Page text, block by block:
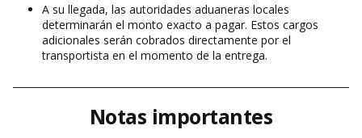
A su llegada, las autoridades aduaneras locales
determinarán el monto exacto a pagar. Estos cargos
adicionales serán cobrados directamente por el
transportista en el momento de la entrega.
Notas importantes